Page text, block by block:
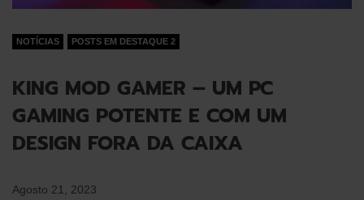
NOTÍCIAS POSTS EM DESTAQUE 2
KING MOD GAMER – UM PC
GAMING POTENTE E COM UM
DESIGN FORA DA CAIXA
Agosto 21, 2023